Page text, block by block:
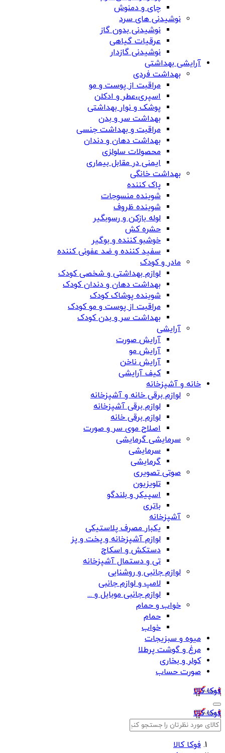
چای و دمنوش
نوشیدنی های سرد
نوشیدنی بدون گاز
عرقیات گیاهی
نوشیدنی گازدار
آرایشی بهداشتی
بهداشت فردی
مراقبت از پوست و مو
اسپری،عطر و ادکلن
پوشک و نوار بهداشتی
بهداشت سر و بدن
مراقبت و بهداشت جنسی
بهداشت دهان و دندان
محصولات سلولزی
ایمنی در مقابل بیماری
بهداشت خانگی
پاک کننده
شوینده منسوجات
شوینده ظروف
لوله بازکن و رسوبگیر
حشره کش
خوشبو کننده و بوگیر
سفید کننده و ضد عفونی کننده
مادر و کودک
لوازم بهداشتی و شخصی کودک
بهداشت دهان و دندان کودک
شوینده پوشاک کودک
مراقبت از پوست و مو کودک
بهداشت سر و بدن کودک
آرایشی
آرایش صورت
آرایش مو
آرایش ناخن
کیف آرایشی
خانه و آشپزخانه
لوازم برقی خانه و آشپزخانه
لوازم برقی آشپزخانه
لوازم برقی خانه
اصلاح موی سر و صورت
سرمایشی گرمایشی
سرمایشی
گرمایشی
صوتی تصویری
تلویزیون
اسپیکر و بلندگو
باتری
آشپزخانه
یکبار مصرف پلاستیکی
لوازم آشپزخانه و پخت و پز
دستکش و اسکاج
تی و دستمال آشپزخانه
لوازم جانبی و روشنایی
لامپ و لوازم جانبی
لوازم جانبی موبایل و ...
خواب و حمام
حمام
خواب
میوه و سبزیجات
مرغ و گوشت پرطلا
کولر و بخاری
صورت حساب
فوکا کالا
فوکا کالا
فوکا کالا